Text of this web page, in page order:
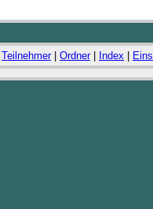
Teilnehmer| Ordner| Index